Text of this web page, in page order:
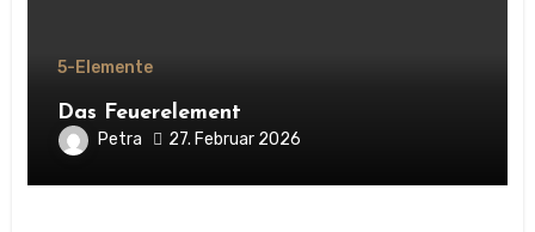
5-Elemente
Das Feuerelement
Petra 27. Februar 2026